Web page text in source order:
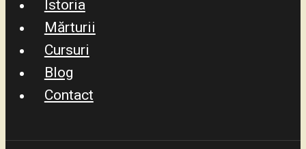
Istoria
Mărturii
Cursuri
Blog
Contact